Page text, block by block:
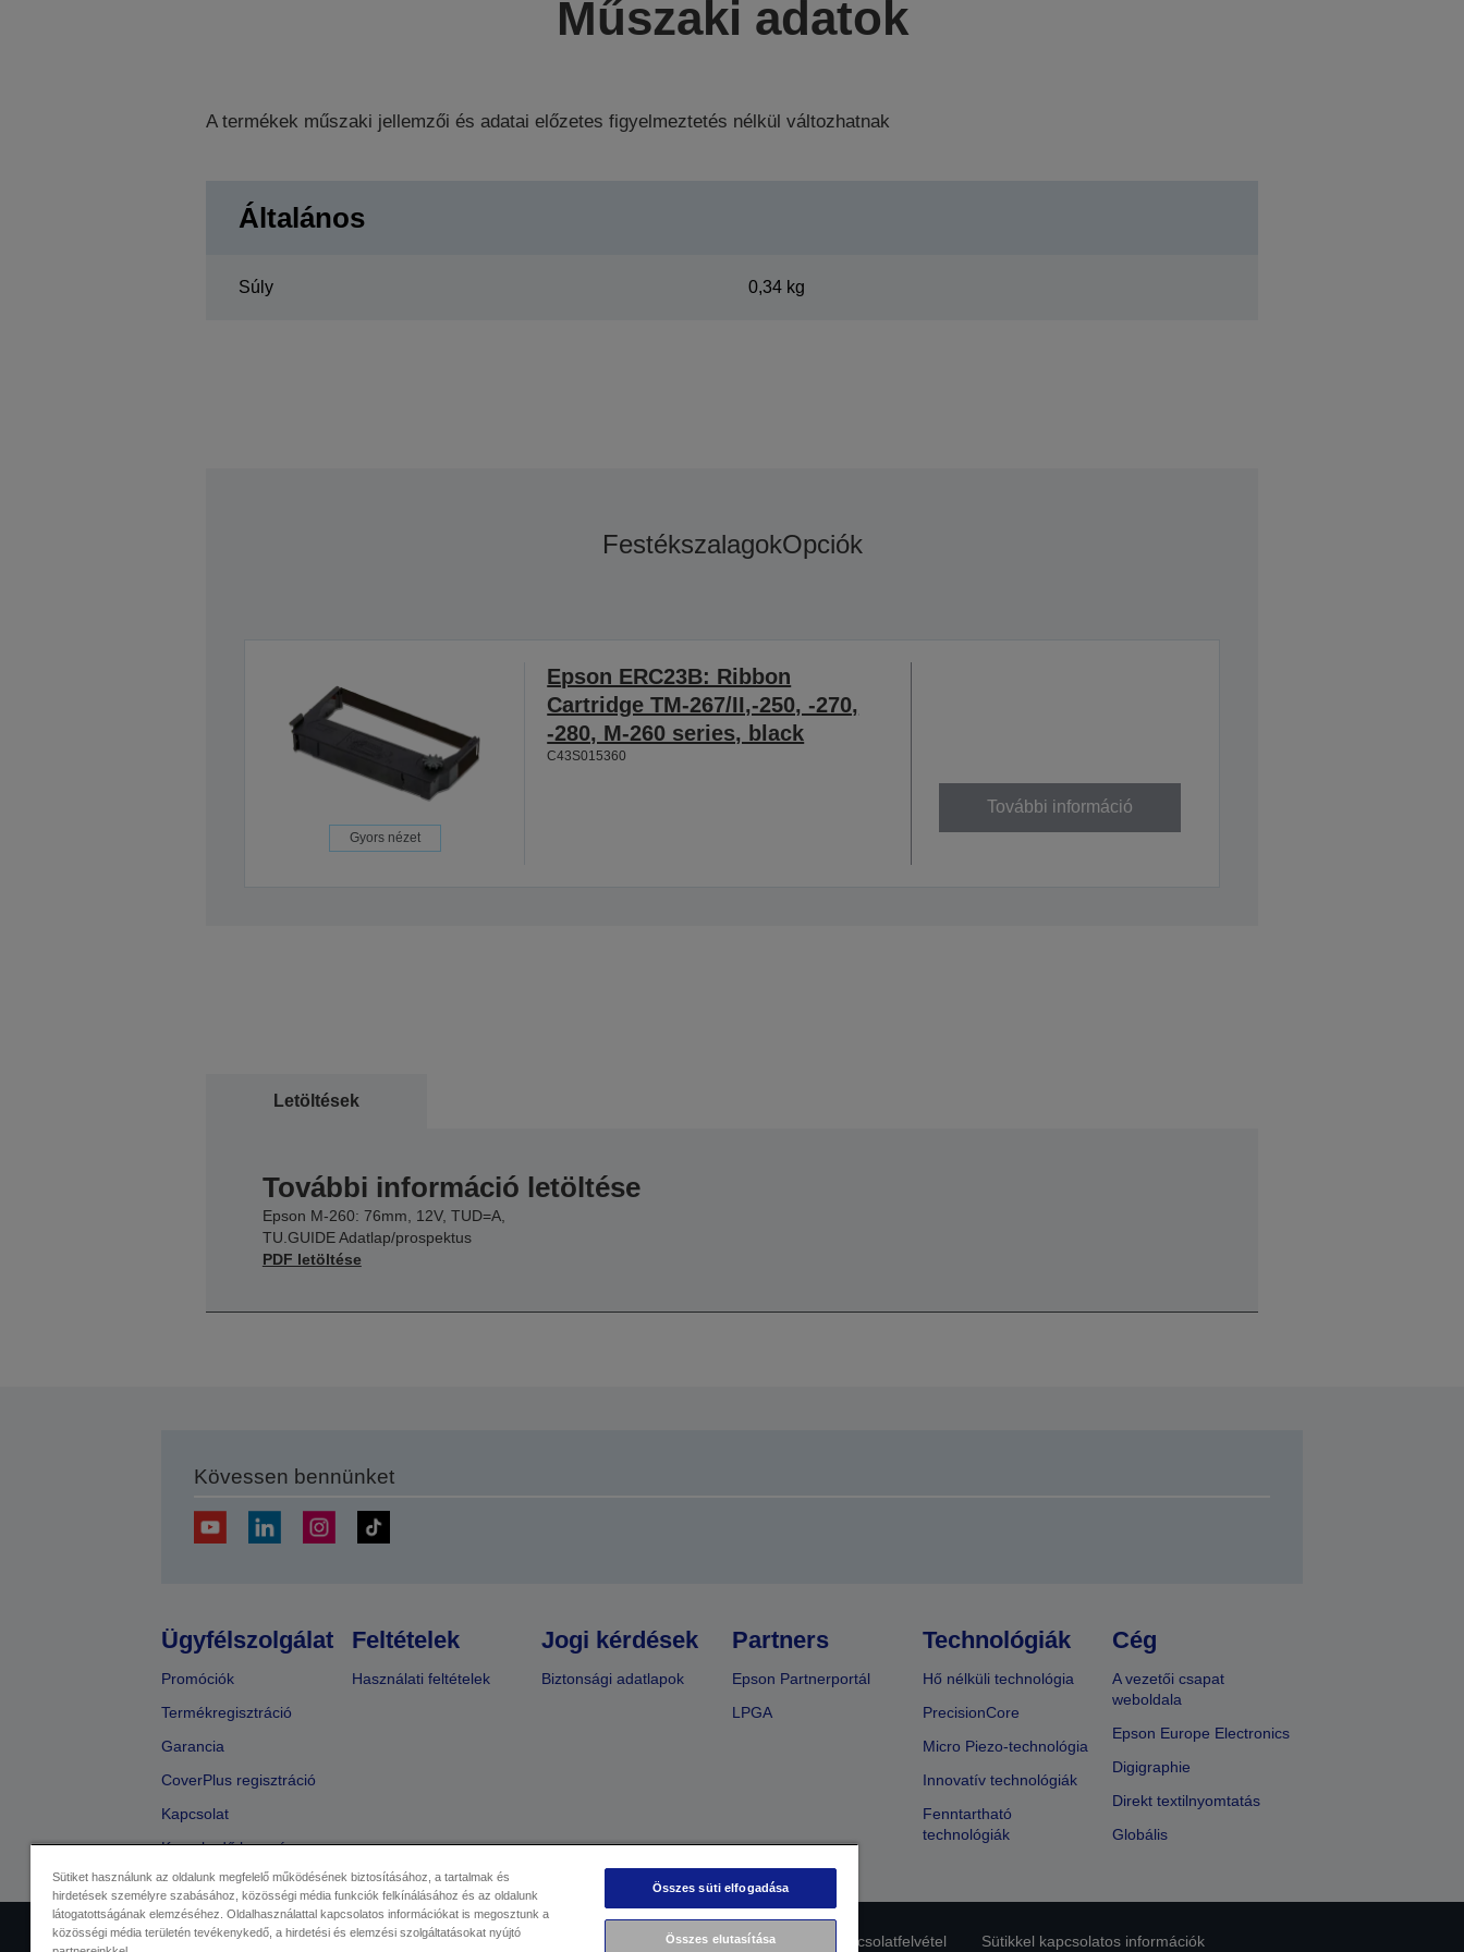
Műszaki adatok
A termékek műszaki jellemzői és adatai előzetes figyelmeztetés nélkül változhatnak
Általános
Súly 0,34 kg
FestékszalagokOpciók
Gyors nézet
Epson ERC23B: Ribbon
Cartridge TM-267/II,-250, -270,
-280, M-260 series, black
C43S015360
További információ
Letöltések
További információ letöltése
Epson M-260: 76mm, 12V, TUD=A,
TU.GUIDE Adatlap/prospektus
PDF letöltése
Kövessen bennünket
Ügyfélszolgálat
Promóciók
Termékregisztráció
Garancia
CoverPlus regisztráció
Kapcsolat
Kereskedő keresése
Feltételek
Használati feltételek
Jogi kérdések
Biztonsági adatlapok
Partners
Epson Partnerportál
LPGA
Technológiák
Hő nélküli technológia
PrecisionCore
Micro Piezo-technológia
Innovatív technológiák
Fenntartható
technológiák
Cég
A vezetői csapat
weboldala
Epson Europe Electronics
Digigraphie
Direkt textilnyomtatás
Globális
Kereskedelmi központ Adatvédelmi nyilatkozat EU Data Act Compliance Kapcsolatfelvétel Sütikkel kapcsolatos információk
Sütiket használunk az oldalunk megfelelő működésének biztosításához, a tartalmak és
hirdetések személyre szabásához, közösségi média funkciók felkínálásához és az oldalunk
látogatottságának elemzéséhez. Oldalhasználattal kapcsolatos információkat is megosztunk a
közösségi média területén tevékenykedő, a hirdetési és elemzési szolgáltatásokat nyújtó
Összes süti elfogadása
Összes elutasítása